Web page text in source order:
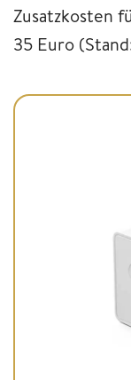
Zusatzkosten
35 Euro